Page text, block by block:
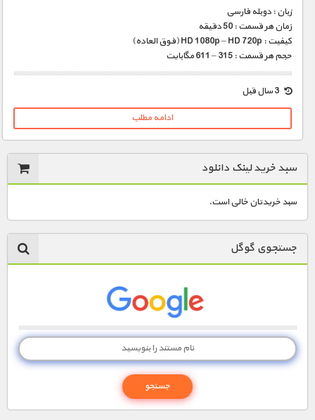
زبان : دوبله فارسی
زمان هر قسمت : 50 دقیقه
کیفیت : HD 1080p – HD 720p (فوق العاده)
حجم هر قسمت : 315 – 611 مگابایت
ادامه مطلب
سبد خرید لینک دانلود
سبد خریدتان خالی است.
جستجوی گوگل